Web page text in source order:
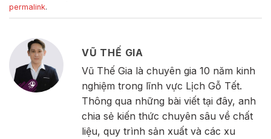
permalink.
VŨ THẾ GIA
Vũ Thế Gia là chuyên gia 10 năm kinh
nghiệm trong lĩnh vực Lịch Gỗ Tết.
Thông qua những bài viết tại đây, anh
chia sẻ kiến thức chuyên sâu về chất
liệu, quy trình sản xuất và các xu